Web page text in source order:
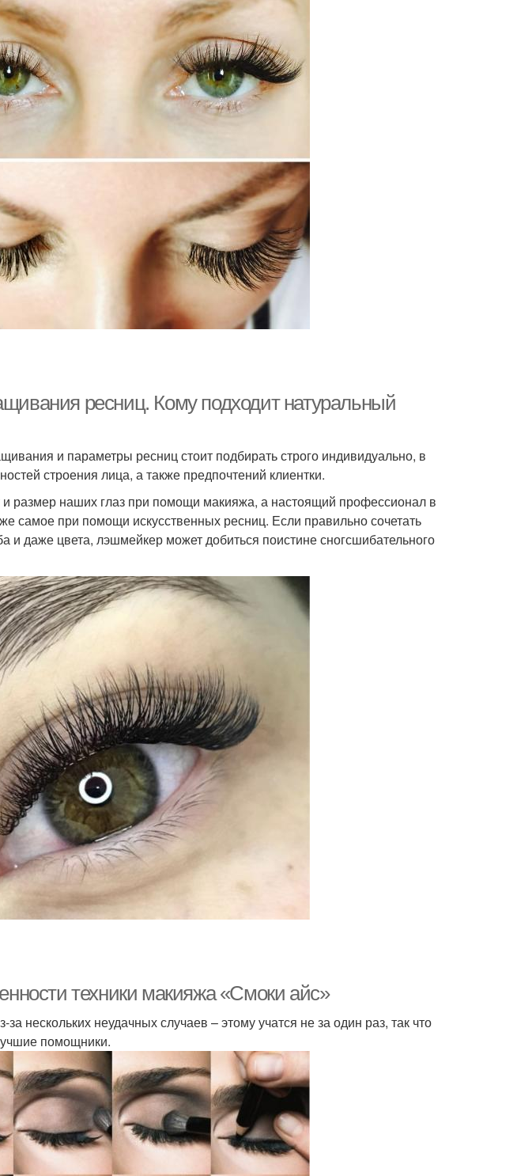
ресниц. Кому подходит натуральный
и параметры ресниц стоит подбирать строго индивидуально, в
строения лица, а также предпочтений клиентки.
размер наших глаз при помощи макияжа, а настоящий профессионал в
самое при помощи искусственных ресниц. Если правильно сочетать
и даже цвета, лэшмейкер может добиться поистине сногсшибательного
техники макияжа «Смоки айс»
за нескольких неудачных случаев – этому учатся не за один раз, так что
помощники.